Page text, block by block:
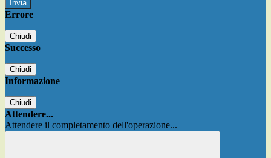
Errore
Chiudi
Successo
Chiudi
Informazione
Chiudi
Attendere...
Attendere il completamento dell'operazione...